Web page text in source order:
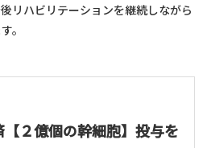
リハビリテーションを継続しながら
。
２億個の幹細胞】投与を